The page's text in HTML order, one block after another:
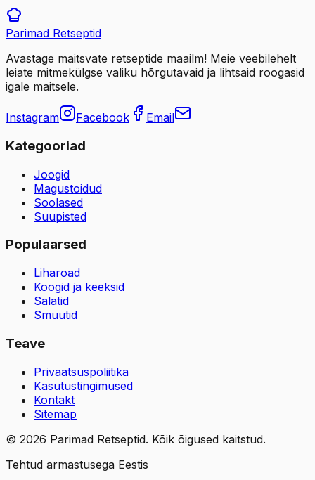
Parimad Retseptid
Avastage maitsvate retseptide maailm! Meie veebilehelt
leiate mitmekülgse valiku hõrgutavaid ja lihtsaid roogasid
igale maitsele.
Instagram Facebook Email
Kategooriad
Joogid
Magustoidud
Soolased
Suupisted
Populaarsed
Liharoad
Koogid ja keeksid
Salatid
Smuutid
Teave
Privaatsuspoliitika
Kasutustingimused
Kontakt
Sitemap
© 2026 Parimad Retseptid. Kõik õigused kaitstud.
Tehtud armastusega Eestis